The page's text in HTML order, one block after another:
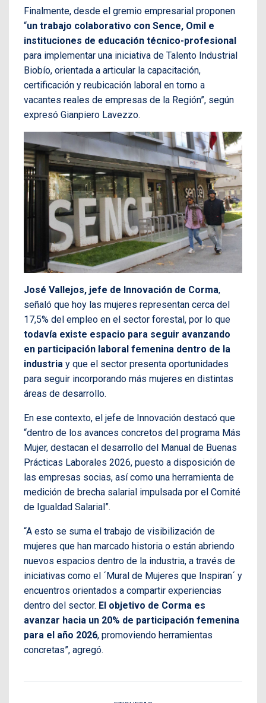
Finalmente, desde el gremio empresarial proponen
“un trabajo colaborativo con Sence, Omil e
instituciones de educación técnico-profesional
para implementar una iniciativa de Talento Industrial
Biobío, orientada a articular la capacitación,
certificación y reubicación laboral en torno a
vacantes reales de empresas de la Región”, según
expresó Gianpiero Lavezzo.
José Vallejos, jefe de Innovación de Corma,
señaló que hoy las mujeres representan cerca del
17,5% del empleo en el sector forestal, por lo que
todavía existe espacio para seguir avanzando
en participación laboral femenina dentro de la
industria y que el sector presenta oportunidades
para seguir incorporando más mujeres en distintas
áreas de desarrollo.
En ese contexto, el jefe de Innovación destacó que
“dentro de los avances concretos del programa Más
Mujer, destacan el desarrollo del Manual de Buenas
Prácticas Laborales 2026, puesto a disposición de
las empresas socias, así como una herramienta de
medición de brecha salarial impulsada por el Comité
de Igualdad Salarial”.
“A esto se suma el trabajo de visibilización de
mujeres que han marcado historia o están abriendo
nuevos espacios dentro de la industria, a través de
iniciativas como el ´Mural de Mujeres que Inspiran´ y
encuentros orientados a compartir experiencias
dentro del sector. El objetivo de Corma es
avanzar hacia un 20% de participación femenina
para el año 2026, promoviendo herramientas
concretas”, agregó.